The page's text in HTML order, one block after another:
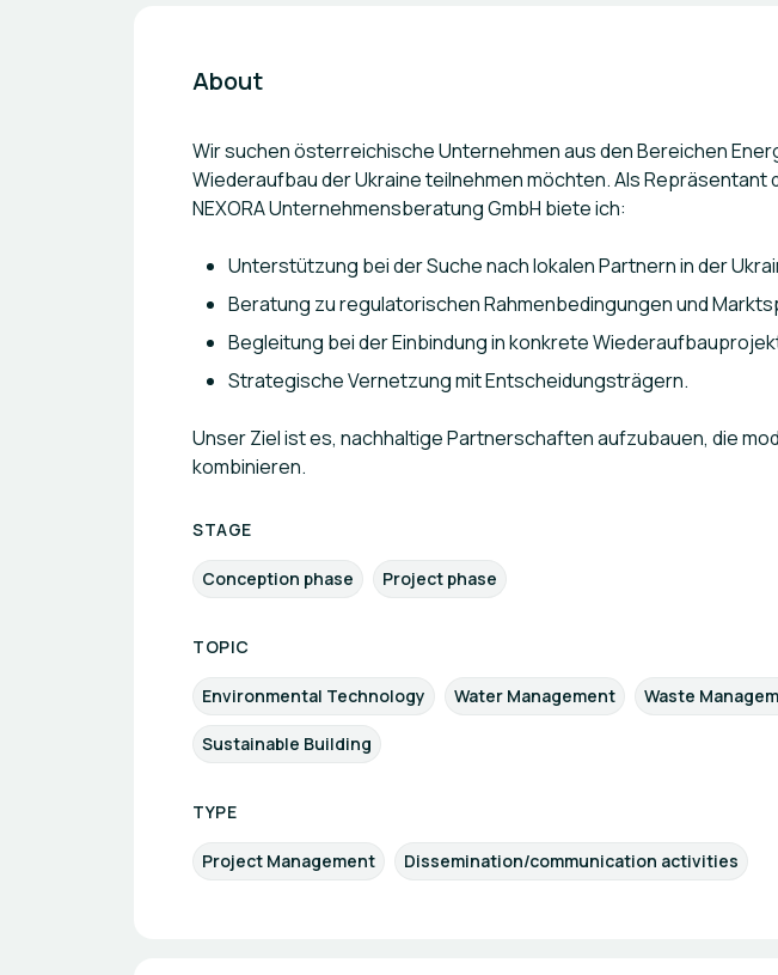
About
Wir suchen österreichische Unternehmen aus den Bereichen
Wiederaufbau der Ukraine teilnehmen möchten. Als
NEXORA Unternehmensberatung GmbH biete ich:
Unterstützung bei der Suche nach lokalen Partnern in der
Beratung zu regulatorischen Rahmenbedingungen und
Begleitung bei der Einbindung in konkrete
Strategische Vernetzung mit Entscheidungsträgern.
Unser Ziel ist es, nachhaltige Partnerschaften aufzubauen, die
kombinieren.
STAGE
Conception phase Project phase
TOPIC
Environmental Technology Water Management Waste
Sustainable Building
TYPE
Project Management Dissemination/communication activities